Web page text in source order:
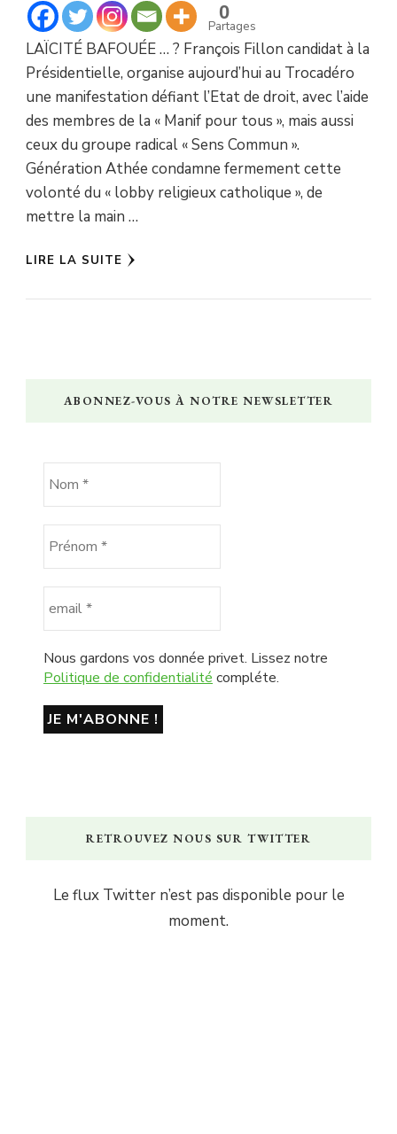
0
Partages
LAÏCITÉ BAFOUÉE … ? François Fillon candidat à la
Présidentielle, organise aujourd’hui au Trocadéro
une manifestation défiant l’Etat de droit, avec l’aide
des membres de la « Manif pour tous », mais aussi
ceux du groupe radical « Sens Commun ».
Génération Athée condamne fermement cette
volonté du « lobby religieux catholique », de
mettre la main …
LIRE LA SUITE
ABONNEZ-VOUS À NOTRE NEWSLETTER
Nous gardons vos donnée privet. Lissez notre
Politique de confidentialité compléte.
RETROUVEZ NOUS SUR TWITTER
Le flux Twitter n’est pas disponible pour le
moment.